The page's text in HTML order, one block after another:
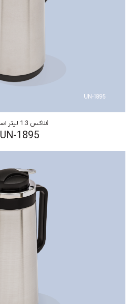
فلاکس 1.3 لیتر استیل
UN-1895